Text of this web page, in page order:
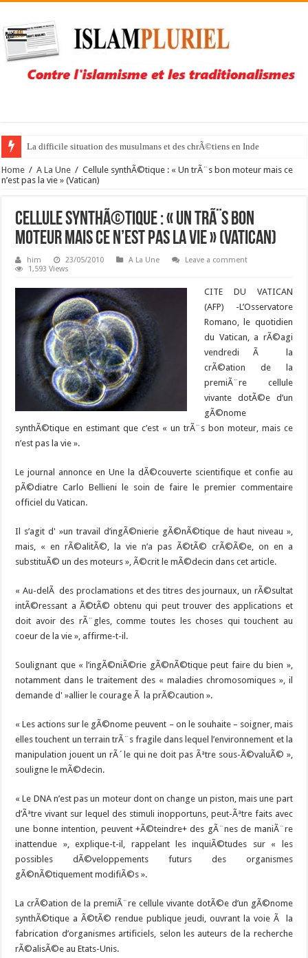
La difficile situation des musulmans et des chrÃ©tiens en Inde
Home / A La Une / Cellule synthÃ©tique : « Un trÃ¨s bon moteur mais ce
n’est pas la vie » (Vatican)
Cellule synthÃ©tique : « Un trÃ¨s bon
moteur mais ce n’est pas la vie » (Vatican)
him 23/05/2010 A La Une
Leave a comment
1,593 Views
CITE DU VATICAN
(AFP) -L’Osservatore
Romano, le quotidien
du Vatican, a rÃ©agi
vendredi Ã la
crÃ©ation de la
premiÃ¨re cellule
vivante dotÃ©e d’un
gÃ©nome
synthÃ©tique en estimant que c’est « un trÃ¨s bon moteur, mais ce
n’est pas la vie ».
Le journal annonce en Une la dÃ©couverte scientifique et confie au
pÃ©diatre Carlo Bellieni le soin de faire le premier commentaire
officiel du Vatican.
Il s’agit d' »un travail d’ingÃ©nierie gÃ©nÃ©tique de haut niveau »,
mais, « en rÃ©alitÃ©, la vie n’a pas Ã©tÃ© crÃ©Ã©e, on en a
substituÃ© un des moteurs », Ã©crit le mÃ©decin dans cet article.
« Au-delÃ des proclamations et des titres des journaux, un rÃ©sultat
intÃ©ressant a Ã©tÃ© obtenu qui peut trouver des applications et
doit avoir des rÃ¨gles, comme toutes les choses qui touchent au
coeur de la vie », affirme-t-il.
Soulignant que « l’ingÃ©niÃ©rie gÃ©nÃ©tique peut faire du bien »,
notamment dans le traitement des « maladies chromosomiques », il
demande d' »allier le courage Ã la prÃ©caution ».
« Les actions sur le gÃ©nome peuvent – on le souhaite – soigner, mais
elles touchent un terrain trÃ¨s fragile dans lequel l’environnement et la
manipulation jouent un rÃ´le qui ne doit pas Ãªtre sous-Ã©valuÃ© »,
souligne le mÃ©decin.
« Le DNA n’est pas un moteur dont on change un piston, mais une part
d’Ãªtre vivant sur lequel des stimuli inopportuns, peut-Ãªtre faits avec
une bonne intention, peuvent +Ã©teindre+ des gÃ¨nes de maniÃ¨re
inattendue », explique-t-il, rappelant les inquiÃ©tudes sur « les
possibles dÃ©veloppements futurs des organismes
gÃ©nÃ©tiquement modifiÃ©s ».
La crÃ©ation de la premiÃ¨re cellule vivante dotÃ©e d’un gÃ©nome
synthÃ©tique a Ã©tÃ© rendue publique jeudi, ouvrant la voie Ã la
fabrication d’organismes artificiels, selon les auteurs de la recherche
rÃ©alisÃ©e au Etats-Unis.